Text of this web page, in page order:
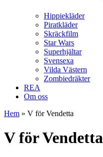
Hippiekläder
Piratkläder
Skräckfilm
Star Wars
Superhjältar
Svensexa
Vilda Västern
Zombiedräkter
REA
Om oss
Hem » V för Vendetta
V för Vendetta